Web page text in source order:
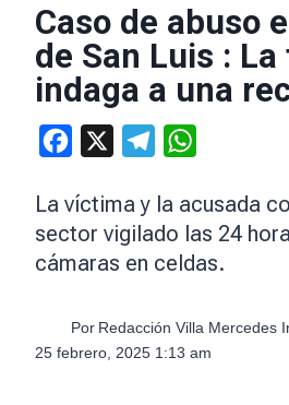
Caso de abuso
de San Luis :
indaga a una
Facebook Telegram
La víctima y la acusada
sector vigilado las 24
cámaras en celdas.
Por Redacción Villa Mercedes
25 febrero, 2025 1:13 am